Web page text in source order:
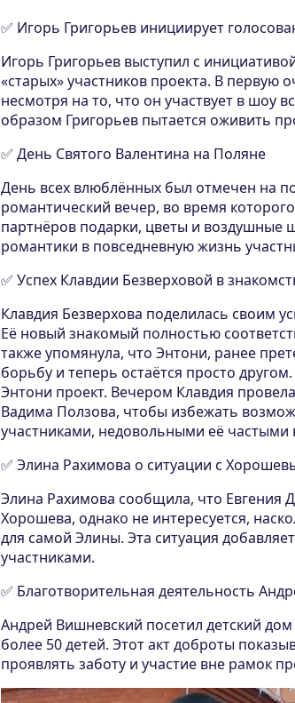
✅ Игорь Григорьев инициирует
Игорь Григорьев выступил с
«старых» участников проекта. В первую
несмотря на то, что он участвует в шоу
образом Григорьев пытается оживить
✅ День Святого Валентина на Поляне
День всех влюблённых был отмечен на
романтический вечер, во время
партнёров подарки, цветы и воздушные
романтики в повседневную жизнь
✅ Успех Клавдии Безверховой в
Клавдия Безверхова поделилась своим
Её новый знакомый полностью
также упомянула, что Энтони, ранее
борьбу и теперь остаётся просто
Энтони проект. Вечером Клавдия
Вадима Ползова, чтобы избежать
участниками, недовольными её частыми
✅ Элина Рахимова о ситуации с
Элина Рахимова сообщила, что Евгения
Хорошева, однако не интересуется,
для самой Элины. Эта ситуация
участниками.
✅ Благотворительная деятельность
Андрей Вишневский посетил детский
более 50 детей. Этот акт доброты
проявлять заботу и участие вне рамок